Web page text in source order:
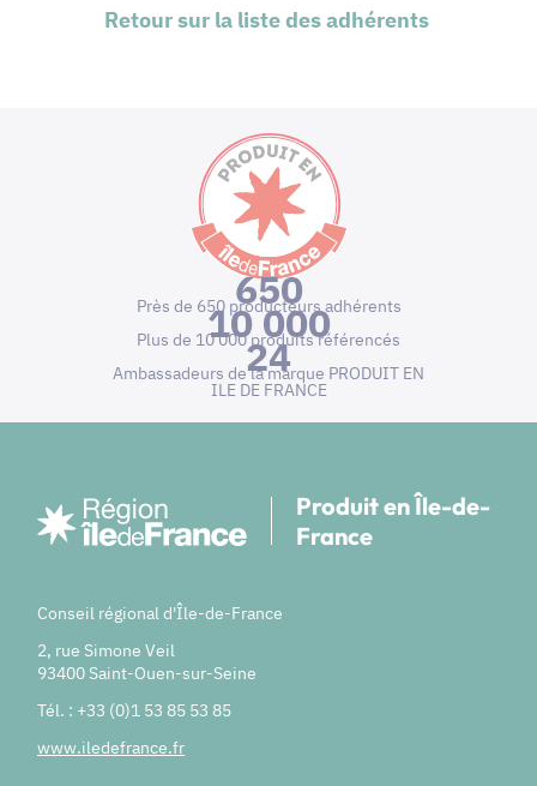
Retour sur la liste des adhérents
650
Près de 650 producteurs adhérents
10 000
Plus de 10 000 produits référencés
24
Ambassadeurs de la marque PRODUIT EN
ILE DE FRANCE
Produit en Île-de-
France
Conseil régional d'Île-de-France
2, rue Simone Veil
93400 Saint-Ouen-sur-Seine
Tél. : +33 (0)1 53 85 53 85
www.iledefrance.fr